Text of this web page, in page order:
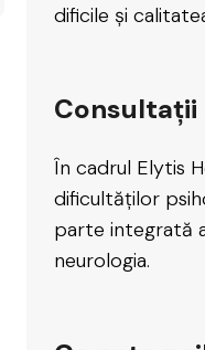
dificile și
Consultații
În cadrul Elytis
dificultăților
parte integrată
neurologia.